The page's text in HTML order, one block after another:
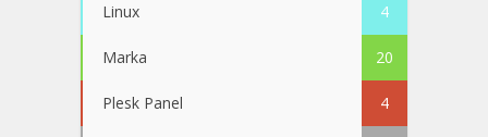
Linux 4
Marka 20
Plesk Panel 4